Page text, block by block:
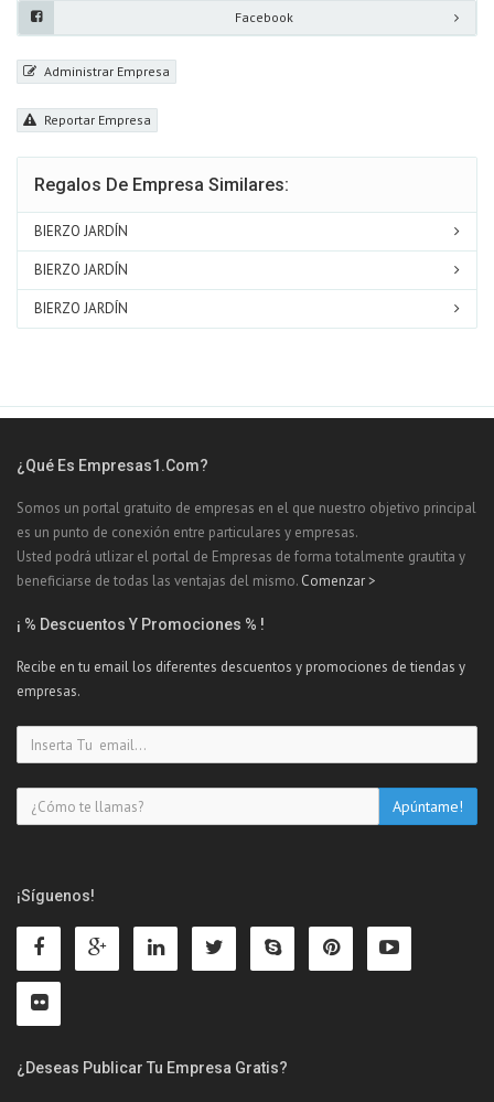
Facebook
Administrar Empresa
Reportar Empresa
Regalos De Empresa Similares:
BIERZO JARDÍN
BIERZO JARDÍN
BIERZO JARDÍN
¿Qué Es Empresas1.com?
Somos un portal gratuito de empresas en el que nuestro objetivo principal
es un punto de conexión entre particulares y empresas.
Usted podrá utlizar el portal de Empresas de forma totalmente grautita y
beneficiarse de todas las ventajas del mismo. Comenzar >
¡ % Descuentos Y Promociones % !
Recibe en tu email los diferentes descuentos y promociones de tiendas y
empresas.
¡Síguenos!
¿Deseas Publicar Tu Empresa Gratis?